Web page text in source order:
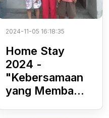
2024-11-05 16:18:35
Home Stay
2024 -
"Kebersamaan
yang Memba...